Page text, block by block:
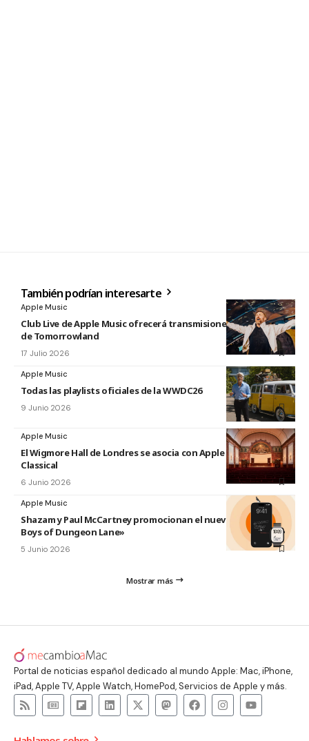
También podrían interesarte
Apple Music
Club Live de Apple Music ofrecerá transmisiones en directo
de Tomorrowland
17 Julio 2026
Apple Music
Todas las playlists oficiales de la WWDC26
9 Junio 2026
Apple Music
El Wigmore Hall de Londres se asocia con Apple Music
Classical
6 Junio 2026
Apple Music
Shazam y Paul McCartney promocionan el nuevo disco «The
Boys of Dungeon Lane»
5 Junio 2026
Mostrar más
Portal de noticias español dedicado al mundo Apple: Mac, iPhone,
iPad, Apple TV, Apple Watch, HomePod, Servicios de Apple y más.